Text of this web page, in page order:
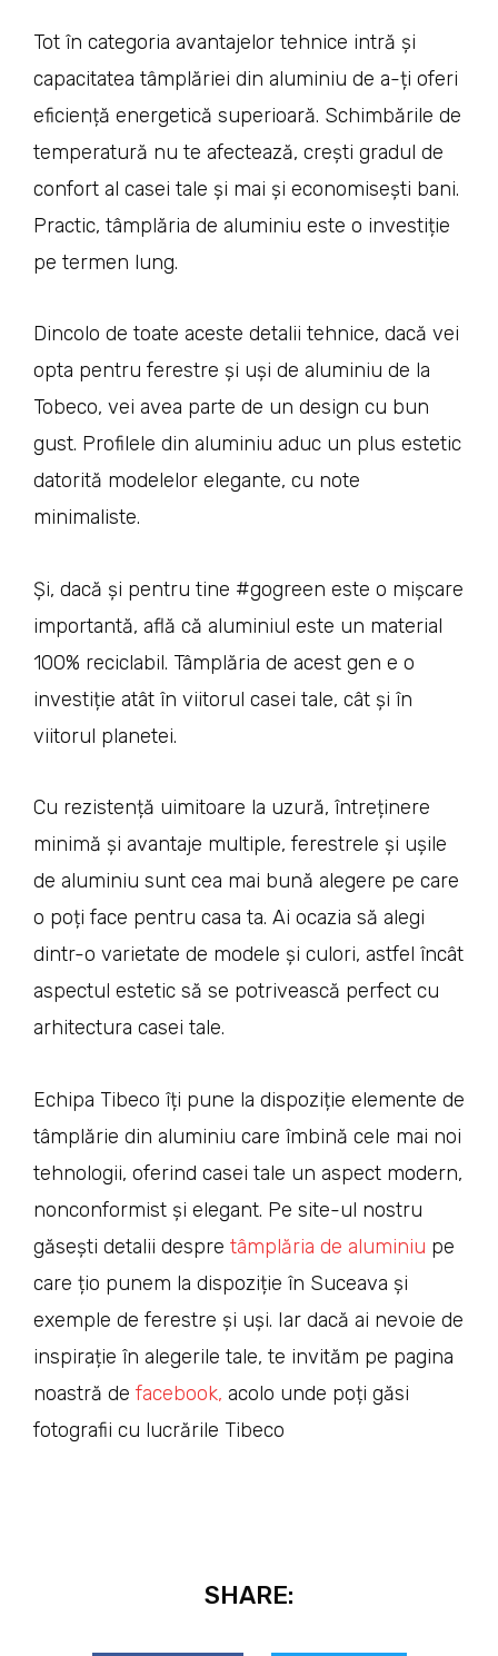
Tot în categoria avantajelor tehnice intră și
capacitatea tâmplăriei din aluminiu de a-ți oferi
eficiență energetică superioară. Schimbările de
temperatură nu te afectează, crești gradul de
confort al casei tale și mai și economisești bani.
Practic, tâmplăria de aluminiu este o investiție
pe termen lung.
Dincolo de toate aceste detalii tehnice, dacă vei
opta pentru ferestre și uși de aluminiu de la
Tobeco, vei avea parte de un design cu bun
gust. Profilele din aluminiu aduc un plus estetic
datorită modelelor elegante, cu note
minimaliste.
Și, dacă și pentru tine #gogreen este o mișcare
importantă, află că aluminiul este un material
100% reciclabil. Tâmplăria de acest gen e o
investiție atât în viitorul casei tale, cât și în
viitorul planetei.
Cu rezistență uimitoare la uzură, întreținere
minimă și avantaje multiple, ferestrele și ușile
de aluminiu sunt cea mai bună alegere pe care
o poți face pentru casa ta. Ai ocazia să alegi
dintr-o varietate de modele și culori, astfel încât
aspectul estetic să se potrivească perfect cu
arhitectura casei tale.
Echipa Tibeco îți pune la dispoziție elemente de
tâmplărie din aluminiu care îmbină cele mai noi
tehnologii, oferind casei tale un aspect modern,
nonconformist și elegant. Pe site-ul nostru
găsești detalii despre tâmplăria de aluminiu pe
care țio punem la dispoziție în Suceava și
exemple de ferestre și uși. Iar dacă ai nevoie de
inspirație în alegerile tale, te invităm pe pagina
noastră de facebook, acolo unde poți găsi
fotografii cu lucrările Tibeco
SHARE: